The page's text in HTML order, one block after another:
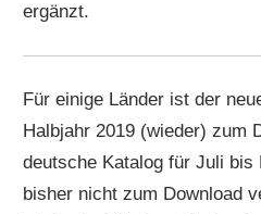
ergänzt.
Für einige Länder ist der
Halbjahr 2019 (wieder) zum
deutsche Katalog für Juli bis
bisher nicht zum Download